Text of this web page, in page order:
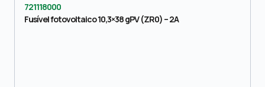
721118000
Fusível fotovoltaico 10,3×38 gPV (ZR0) – 2A